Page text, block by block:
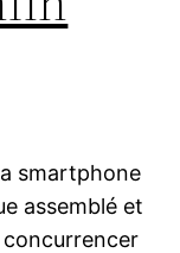
smartphone
assemblé et